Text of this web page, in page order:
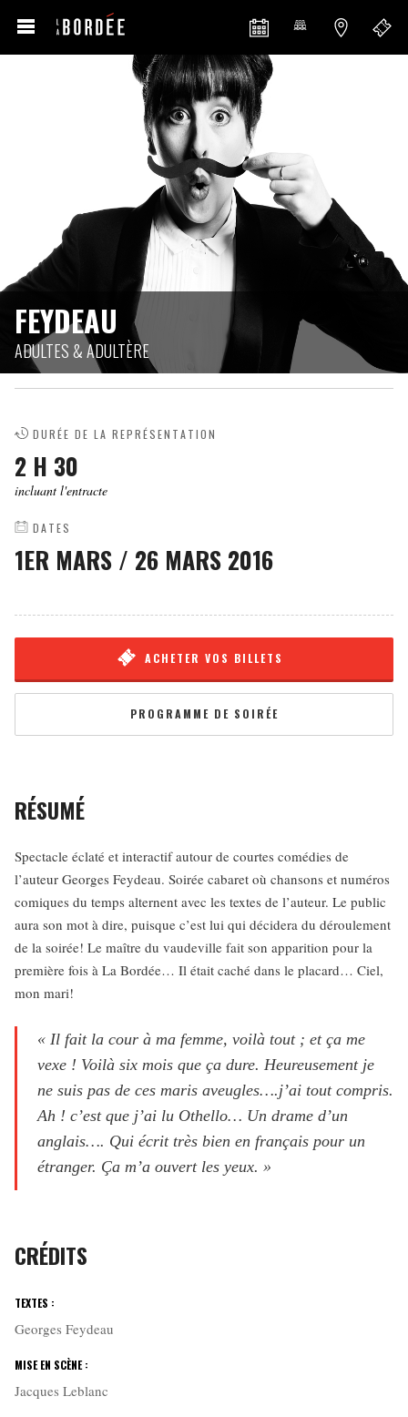
FEYDEAU
ADULTES & ADULTÈRE
DURÉE DE LA REPRÉSENTATION
2 H 30
incluant l'entracte
DATES
1ER MARS / 26 MARS 2016
ACHETER VOS BILLETS
PROGRAMME DE SOIRÉE
RÉSUMÉ
Spectacle éclaté et interactif autour de courtes comédies de
l’auteur Georges Feydeau. Soirée cabaret où chansons et numéros
comiques du temps alternent avec les textes de l’auteur. Le public
aura son mot à dire, puisque c’est lui qui décidera du déroulement
de la soirée! Le maître du vaudeville fait son apparition pour la
première fois à La Bordée… Il était caché dans le placard… Ciel,
mon mari!
« Il fait la cour à ma femme, voilà tout ; et ça me
vexe ! Voilà six mois que ça dure. Heureusement je
ne suis pas de ces maris aveugles….j’ai tout compris.
Ah ! c’est que j’ai lu Othello… Un drame d’un
anglais…. Qui écrit très bien en français pour un
étranger. Ça m’a ouvert les yeux. »
CRÉDITS
TEXTES :
Georges Feydeau
MISE EN SCÈNE :
Jacques Leblanc